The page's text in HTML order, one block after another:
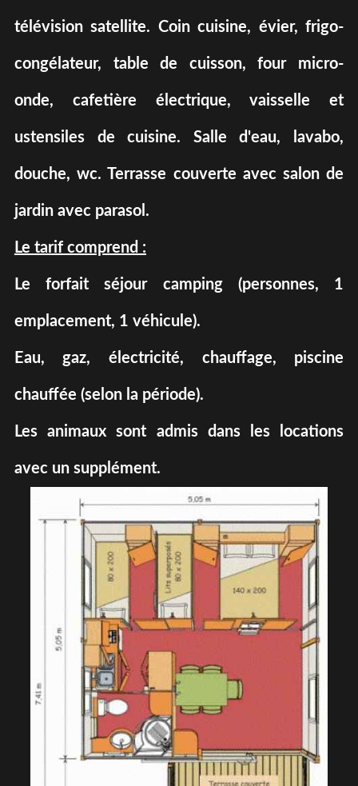
télévision satellite. Coin cuisine, évier, frigo-
congélateur, table de cuisson, four micro-
onde, cafetière électrique, vaisselle et
ustensiles de cuisine. Salle d'eau, lavabo,
douche, wc. Terrasse couverte avec salon de
jardin avec parasol.
Le tarif comprend :
Le forfait séjour camping (personnes, 1
emplacement, 1 véhicule).
Eau, gaz, électricité, chauffage, piscine
chauffée (selon la période).
Les animaux sont admis dans les locations
avec un supplément.